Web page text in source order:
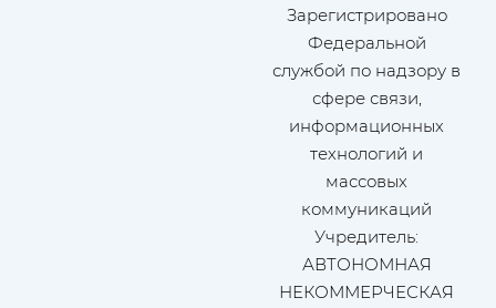
Зарегистрировано
Федеральной
службой по надзору в
сфере связи,
информационных
технологий и
массовых
коммуникаций
Учредитель:
АВТОНОМНАЯ
НЕКОММЕРЧЕСКАЯ